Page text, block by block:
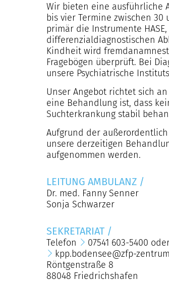
Wir bieten eine ausführliche
bis vier Termine zwischen
primär die Instrumente
differenzialdiagnostischen
Kindheit wird
Fragebögen überprüft. Bei
unsere Psychiatrische
Unser Angebot richtet sich
eine Behandlung ist, dass
Suchterkrankung stabil
Aufgrund der
unsere derzeitigen
aufgenommen werden.
LEITUNG AMBULANZ /
Dr. med. Fanny Senner
Sonja Schwarzer
SEKRETARIAT /
Telefon 07541 603-5400
kpp.bodensee@zfp-
Röntgenstraße 8
88048 Friedrichshafen